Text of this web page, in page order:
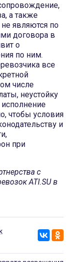
а также
не являются по
договора в
о
по ним.
все
числе
неустойку
чтобы условия
и
при
с
ATI.SU в